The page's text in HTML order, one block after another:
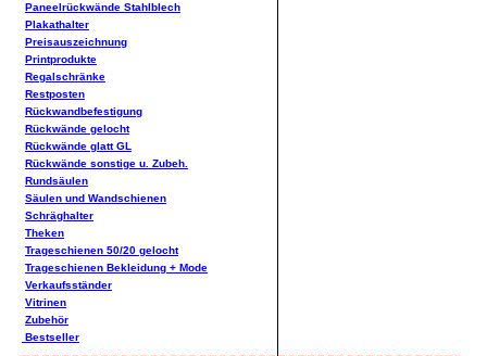
Paneelrückwände Stahlblech
Plakathalter
Preisauszeichnung
Printprodukte
Regalschränke
Restposten
Rückwandbefestigung
Rückwände gelocht
Rückwände glatt GL
Rückwände sonstige u. Zubeh.
Rundsäulen
Säulen und Wandschienen
Schräghalter
Theken
Trageschienen 50/20 gelocht
Trageschienen Bekleidung + Mode
Verkaufsständer
Vitrinen
Zubehör
Bestseller